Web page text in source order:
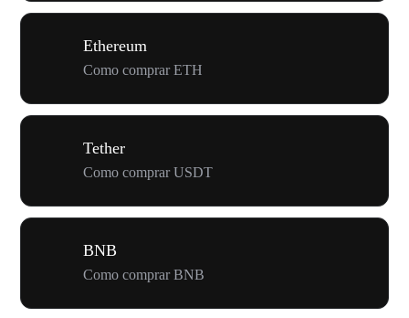
Ethereum
Como comprar ETH
Tether
Como comprar USDT
BNB
Como comprar BNB